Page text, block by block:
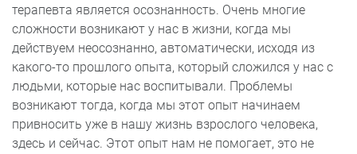
терапевта является осознанность. Очень многие
сложности возникают у нас в жизни, когда мы
действуем неосознанно, автоматически, исходя из
какого-то прошлого опыта, который сложился у нас с
людьми, которые нас воспитывали. Проблемы
возникают тогда, когда мы этот опыт начинаем
привносить уже в нашу жизнь взрослого человека,
здесь и сейчас. Этот опыт нам не помогает, это не